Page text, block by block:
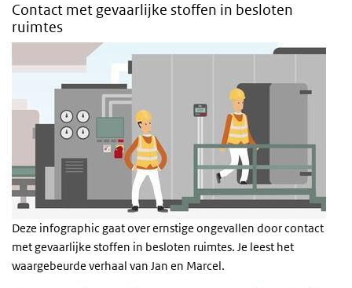
Contact met gevaarlijke stoffen in besloten
ruimtes
Deze infographic gaat over ernstige ongevallen door contact
met gevaarlijke stoffen in besloten ruimtes. Je leest het
waargebeurde verhaal van Jan en Marcel.